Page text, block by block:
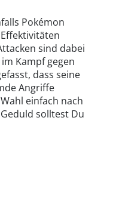
Pokémon
sind dabei
Kampf gegen
dass seine
Angriffe
einfach nach
solltest Du